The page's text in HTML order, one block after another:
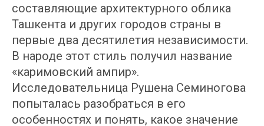
составляющие архитектурного облика
Ташкента и других городов страны в
первые два десятилетия независимости.
В народе этот стиль получил название
«каримовский ампир».
Исследовательница Рушена Семиногова
попыталась разобраться в его
особенностях и понять, какое значение